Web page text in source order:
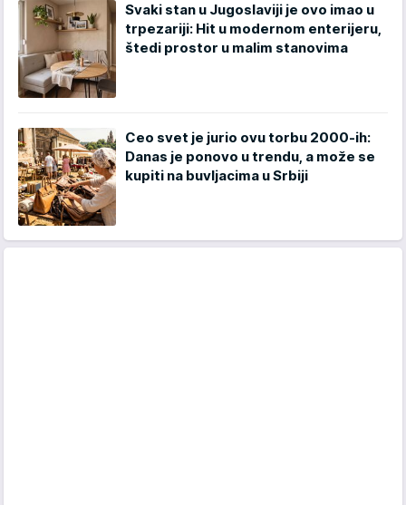
Svaki stan u Jugoslaviji je ovo imao u
trpezariji: Hit u modernom enterijeru,
štedi prostor u malim stanovima
Ceo svet je jurio ovu torbu 2000-ih:
Danas je ponovo u trendu, a može se
kupiti na buvljacima u Srbiji